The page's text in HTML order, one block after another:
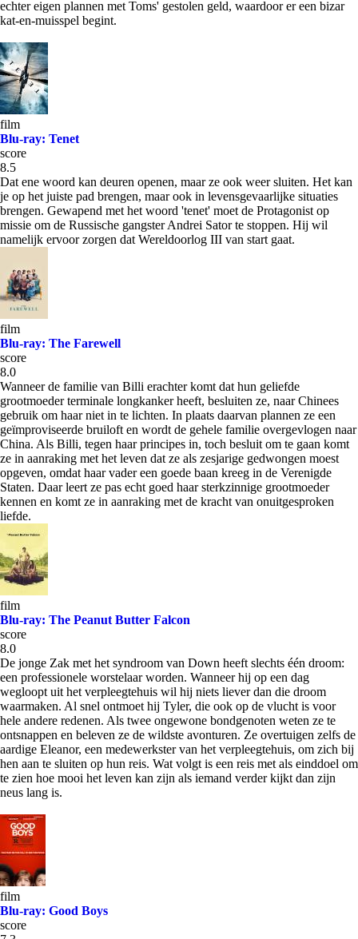
echter eigen plannen met Toms' gestolen geld, waardoor er een bizar
kat-en-muisspel begint.
film
Blu-ray: Tenet
score
8.5
Dat ene woord kan deuren openen, maar ze ook weer sluiten. Het kan
je op het juiste pad brengen, maar ook in levensgevaarlijke situaties
brengen. Gewapend met het woord 'tenet' moet de Protagonist op
missie om de Russische gangster Andrei Sator te stoppen. Hij wil
namelijk ervoor zorgen dat Wereldoorlog III van start gaat.
film
Blu-ray: The Farewell
score
8.0
Wanneer de familie van Billi erachter komt dat hun geliefde
grootmoeder terminale longkanker heeft, besluiten ze, naar Chinees
gebruik om haar niet in te lichten. In plaats daarvan plannen ze een
geïmproviseerde bruiloft en wordt de gehele familie overgevlogen naar
China. Als Billi, tegen haar principes in, toch besluit om te gaan komt
ze in aanraking met het leven dat ze als zesjarige gedwongen moest
opgeven, omdat haar vader een goede baan kreeg in de Verenigde
Staten. Daar leert ze pas echt goed haar sterkzinnige grootmoeder
kennen en komt ze in aanraking met de kracht van onuitgesproken
liefde.
film
Blu-ray: The Peanut Butter Falcon
score
8.0
De jonge Zak met het syndroom van Down heeft slechts één droom:
een professionele worstelaar worden. Wanneer hij op een dag
wegloopt uit het verpleegtehuis wil hij niets liever dan die droom
waarmaken. Al snel ontmoet hij Tyler, die ook op de vlucht is voor
hele andere redenen. Als twee ongewone bondgenoten weten ze te
ontsnappen en beleven ze de wildste avonturen. Ze overtuigen zelfs de
aardige Eleanor, een medewerkster van het verpleegtehuis, om zich bij
hen aan te sluiten op hun reis. Wat volgt is een reis met als einddoel om
te zien hoe mooi het leven kan zijn als iemand verder kijkt dan zijn
neus lang is.
film
Blu-ray: Good Boys
score